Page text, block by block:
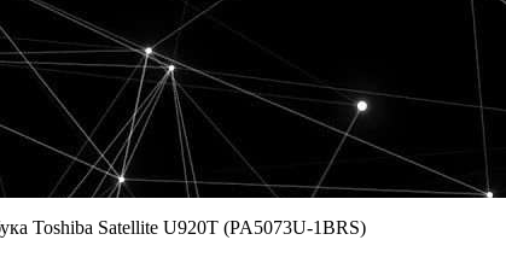
Toshiba Satellite U920T (PA5073U-1BRS)